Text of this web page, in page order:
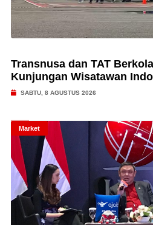
Transnusa dan TAT
Kunjungan Wisatawan
SABTU, 8 AGUSTUS 2026
Market